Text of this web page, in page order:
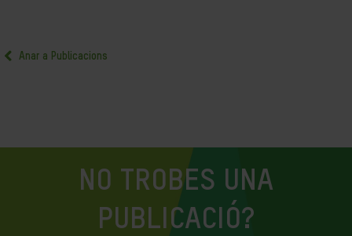
Anar a Publicacions
NO TROBES UNA
PUBLICACIÓ?